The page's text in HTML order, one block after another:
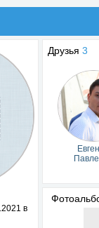
в
Друзья 3